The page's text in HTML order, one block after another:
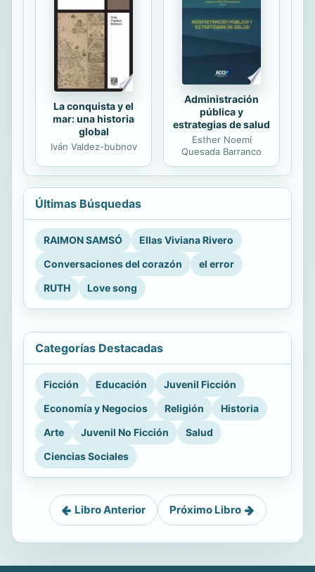
La conquista y el
mar: una historia
global
Iván Valdez-bubnov
Administración
pública y
estrategias de salud
Esther Noemí
Quesada Barranco
Últimas Búsquedas
RAIMON SAMSÓ
Ellas Viviana Rivero
Conversaciones del corazón
el error
RUTH
Love song
Categorías Destacadas
Ficción Educación
Juvenil Ficción
Economía y Negocios
Religión
Historia
Arte
Juvenil No Ficción
Salud
Ciencias Sociales
Libro Anterior Próximo Libro